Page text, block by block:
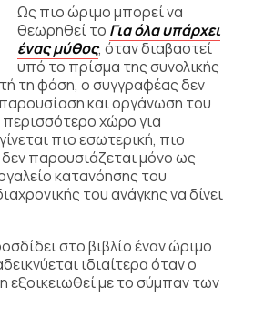
Ως πιο ώριμο μπορεί να
θεωρηθεί το Για όλα υπάρχει
ένας μύθος, όταν διαβαστεί
υπό το πρίσμα της συνολικής
τη φάση, ο συγγραφέας δεν
και οργάνωση του
περισσότερο χώρο για
πιο εσωτερική, πιο
παρουσιάζεται μόνο ως
κατανόησης του
του ανάγκης να δίνει
στο βιβλίο έναν ώριμο
ιδιαίτερα όταν ο
εξοικειωθεί με το σύμπαν των